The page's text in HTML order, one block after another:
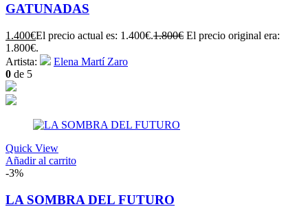
GATUNADAS
1.400€El precio actual es: 1.400€.1.800€ El precio original era:
1.800€.
Artista:
Elena Martí Zaro
0 de 5
Quick View
Añadir al carrito
-3%
LA SOMBRA DEL FUTURO